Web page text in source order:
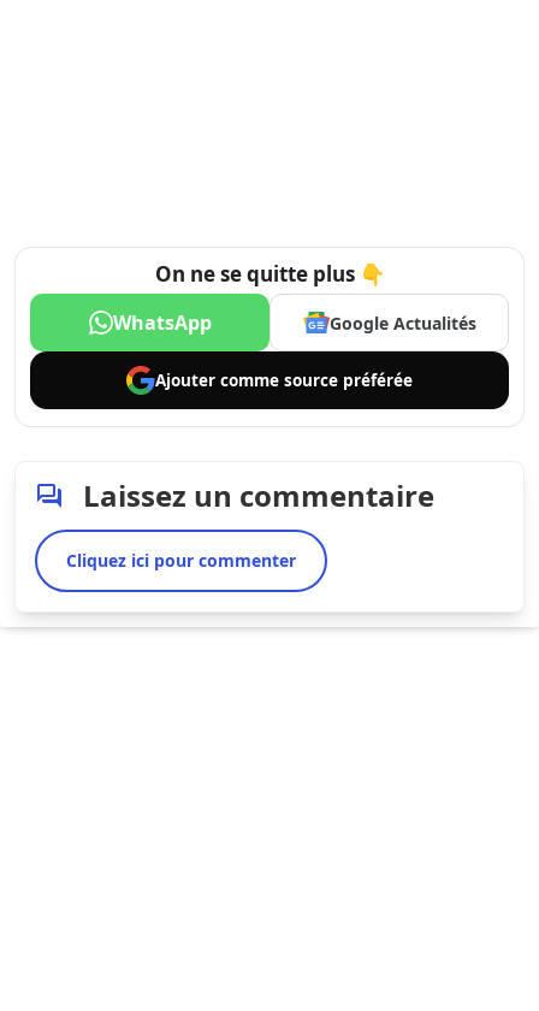
On ne se quitte plus 👇
WhatsApp Google Actualités
Ajouter comme source préférée
Laissez un commentaire
Cliquez ici pour commenter